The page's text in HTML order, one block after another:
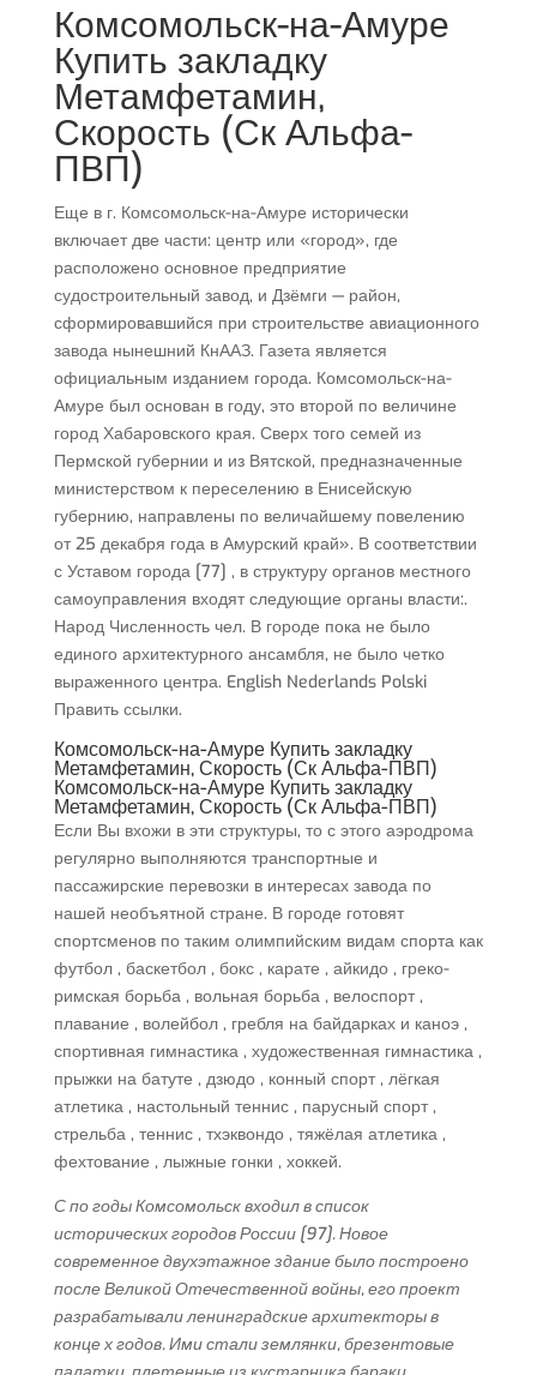
Комсомольск-на-Амуре
Купить закладку
Метамфетамин,
Скорость (Ск Альфа-
ПВП)
Еще в г. Комсомольск-на-Амуре исторически
включает две части: центр или «город», где
расположено основное предприятие
судостроительный завод, и Дзёмги — район,
сформировавшийся при строительстве авиационного
завода нынешний КнААЗ. Газета является
официальным изданием города. Комсомольск-на-
Амуре был основан в году, это второй по величине
город Хабаровского края. Сверх того семей из
Пермской губернии и из Вятской, предназначенные
министерством к переселению в Енисейскую
губернию, направлены по величайшему повелению
от 25 декабря года в Амурский край». В соответствии
с Уставом города [77] , в структуру органов местного
самоуправления входят следующие органы власти:.
Народ Численность чел. В городе пока не было
единого архитектурного ансамбля, не было четко
выраженного центра. English Nederlands Polski
Править ссылки.
Комсомольск-на-Амуре Купить закладку
Метамфетамин, Скорость (Ск Альфа-ПВП)
Комсомольск-на-Амуре Купить закладку
Метамфетамин, Скорость (Ск Альфа-ПВП)
Если Вы вхожи в эти структуры, то с этого аэродрома
регулярно выполняются транспортные и
пассажирские перевозки в интересах завода по
нашей необъятной стране. В городе готовят
спортсменов по таким олимпийским видам спорта как
футбол , баскетбол , бокс , карате , айкидо , греко-
римская борьба , вольная борьба , велоспорт ,
плавание , волейбол , гребля на байдарках и каноэ ,
спортивная гимнастика , художественная гимнастика ,
прыжки на батуте , дзюдо , конный спорт , лёгкая
атлетика , настольный теннис , парусный спорт ,
стрельба , теннис , тхэквондо , тяжёлая атлетика ,
фехтование , лыжные гонки , хоккей.
С по годы Комсомольск входил в список
исторических городов России [97]. Новое
современное двухэтажное здание было построено
после Великой Отечественной войны, его проект
разрабатывали ленинградские архитекторы в
конце х годов. Ими стали землянки, брезентовые